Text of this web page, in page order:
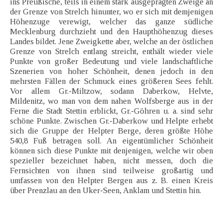
ins Preußische, teils in einem stark ausgeprägten Zweige an
der Grenze von Strelch hinunter, wo er sich mit demjenigen
Höhenzuge verewigt, welcher das ganze südliche
Mecklenburg durchzieht und den Haupthöhenzug dieses
Landes bildet. Jene Zweigkette aber, welche an der östlichen
Grenze von Strelch entlang streicht, enthält wieder viele
Punkte von großer Bedeutung und viele landschaftliche
Szenerien von hoher Schönheit, denen jedoch in den
mehrsten Fällen der Schmuck eines größeren Sees fehlt.
Vor allem Gr.-Miltzow, sodann Daberkow, Helvte,
Mildenitz, wo man von dem nahen Wolfsberge aus in der
Ferne die Stadt Stettin erblickt, Gr.-Göhren u. a. sind sehr
schöne Punkte. Zwischen Gr.-Daberkow und Helpte erhebt
sich die Gruppe der Helpter Berge, deren größte Höhe
540,8 Fuß betragen soll. An eigentümlicher Schönheit
können sich diese Punkte mit denjenigen, welche wir oben
spezieller bezeichnet haben, nicht messen, doch die
Fernsichten von ihnen sind teilweise großartig und
umfassen von den Helpter Bergen aus z. B. einen Kreis
über Prenzlau an den Uker-Seen, Anklam und Stettin hin.